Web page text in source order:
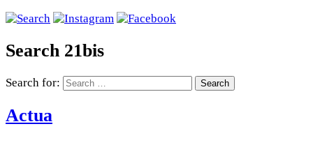
Search 21bis
Search for:
Actua